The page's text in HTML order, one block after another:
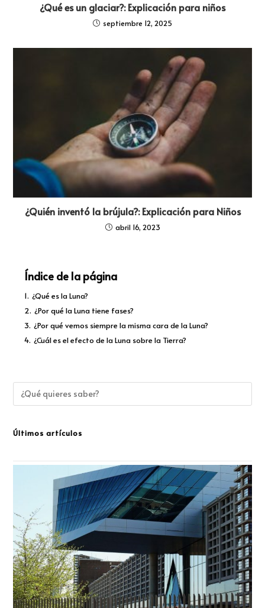
¿Qué es un glaciar?: Explicación para niños
septiembre 12, 2025
¿Quién inventó la brújula?: Explicación para Niños
abril 16, 2023
Índice de la página
1. ¿Qué es la Luna?
2. ¿Por qué la Luna tiene fases?
3. ¿Por qué vemos siempre la misma cara de la Luna?
4. ¿Cuál es el efecto de la Luna sobre la Tierra?
Últimos artículos